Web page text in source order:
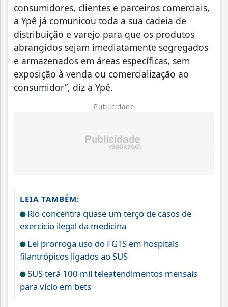
consumidores, clientes e parceiros comerciais,
a Ypê já comunicou toda a sua cadeia de
distribuição e varejo para que os produtos
abrangidos sejam imediatamente segregados
e armazenados em áreas específicas, sem
exposição à venda ou comercialização ao
consumidor”, diz a Ypê.
Publicidade
LEIA TAMBÉM:
Rio concentra quase um terço de casos de
exercício ilegal da medicina
Lei prorroga uso do FGTS em hospitais
filantrópicos ligados ao SUS
SUS terá 100 mil teleatendimentos mensais
para vício em bets